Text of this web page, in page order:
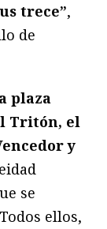
trece”,
de
plaza
Tritón, el
y
se
ellos,